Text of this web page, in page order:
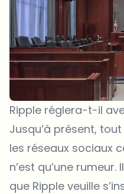
Ripple réglera-t-il
Jusqu’à présent,
les réseaux sociaux
n’est qu’une rumeur.
que Ripple veuille